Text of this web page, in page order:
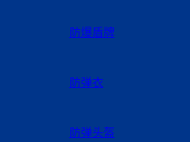
防爆盾牌
防弹衣
防弹头盔